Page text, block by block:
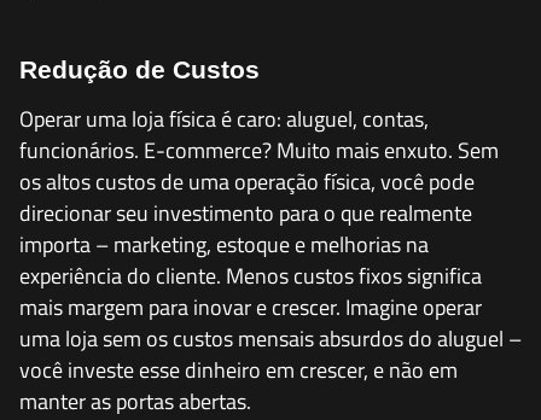
Redução de Custos
Operar uma loja física é caro: aluguel, contas,
funcionários. E-commerce? Muito mais enxuto. Sem
os altos custos de uma operação física, você pode
direcionar seu investimento para o que realmente
importa – marketing, estoque e melhorias na
experiência do cliente. Menos custos fixos significa
mais margem para inovar e crescer. Imagine operar
uma loja sem os custos mensais absurdos do aluguel –
você investe esse dinheiro em crescer, e não em
manter as portas abertas.